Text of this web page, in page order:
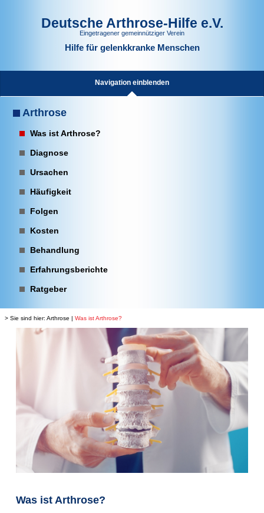
Deutsche Arthrose-Hilfe e.V.
Eingetragener gemeinnütziger Verein
Hilfe für gelenkkranke Menschen
Navigation einblenden
Arthrose
Was ist Arthrose?
Diagnose
Ursachen
Häufigkeit
Folgen
Kosten
Behandlung
Erfahrungsberichte
Ratgeber
> Sie sind hier: Arthrose | Was ist Arthrose?
Was ist Arthrose?